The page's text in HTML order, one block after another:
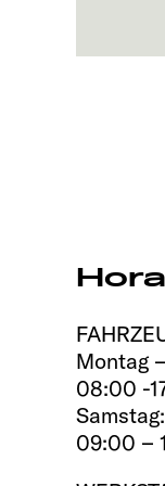
Montag
08:00 -
Samstag:
09:00 –